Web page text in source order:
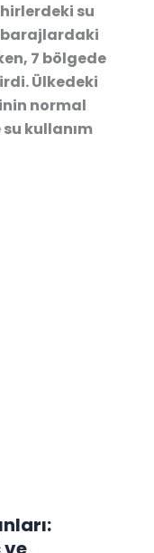
su
barajlardaki
7 bölgede
Ülkedeki
normal
kullanım